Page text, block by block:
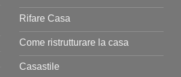
Rifare Casa
Come ristrutturare la casa
Casastile